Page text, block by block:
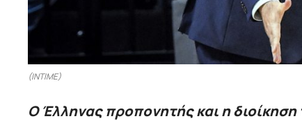
(INTIME)
Ο Έλληνας προπονητής και η